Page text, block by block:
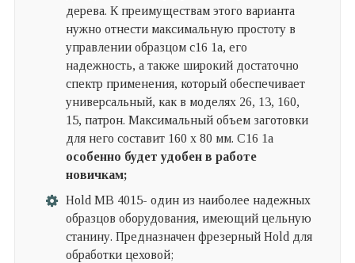
дерева. К преимуществам этого варианта
нужно отнести максимальную простоту в
управлении образцом с16 1а, его
надежность, а также широкий достаточно
спектр применения, который обеспечивает
универсальный, как в моделях 26, 13, 160,
15, патрон. Максимальный объем заготовки
для него составит 160 х 80 мм. С16 1а
особенно будет удобен в работе
новичкам;
Hold MB 4015- один из наиболее надежных
образцов оборудования, имеющий цельную
станину. Предназначен фрезерный Hold для
обработки цеховой;